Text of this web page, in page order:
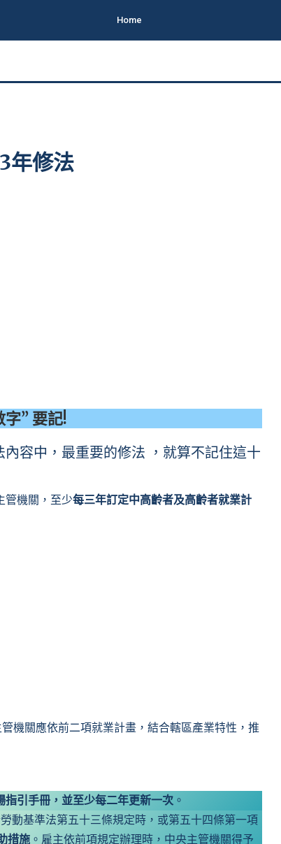
Home
年修法
” 要記!
容中，最重要的修法 ，就算不記住這十
管機關，至少每三年訂定中高齡者及高齡者就業計
機關應依前二項就業計畫，結合轄區產業特性，推
指引手冊，並至少每二年更新一次 。
動基準法第五十三條規定時，或第五十四條第一項
措施 。雇主依前項規定辦理時，中央主管機關得予